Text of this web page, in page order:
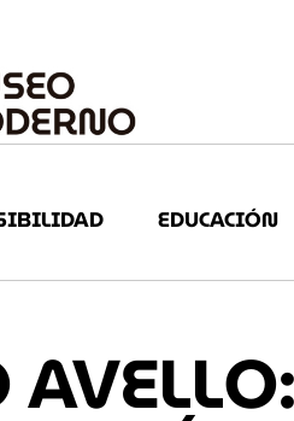
EDUCACIÓN